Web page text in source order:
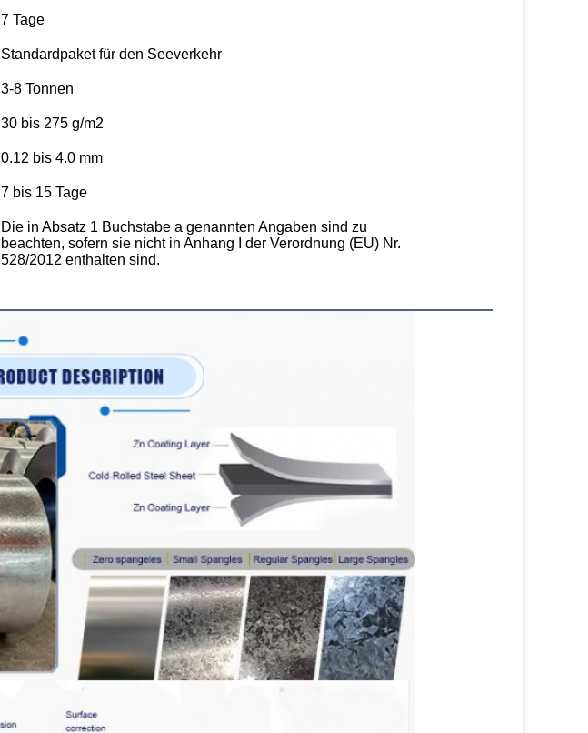
7 Tage
Standardpaket für den Seeverkehr
3-8 Tonnen
30 bis 275 g/m2
0.12 bis 4.0 mm
7 bis 15 Tage
Die in Absatz 1 Buchstabe a genannten Angaben sind zu
beachten, sofern sie nicht in Anhang I der Verordnung (EU) Nr.
528/2012 enthalten sind.